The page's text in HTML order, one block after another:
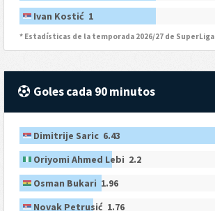
Ivan Kostić 1
* Estadísticas de la temporada 2026/27 de SuperLiga
Goles cada 90 minutos
Dimitrije Saric 6.43
Oriyomi Ahmed Lebi 2.2
Osman Bukari 1.96
Novak Petrusić 1.76